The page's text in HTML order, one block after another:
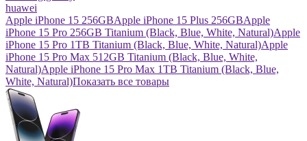
huawei
Apple iPhone 15 256GBApple iPhone 15 Plus 256GBApple
iPhone 15 Pro 256GB Titanium (Black, Blue, White, Natural)Apple
iPhone 15 Pro 1TB Titanium (Black, Blue, White, Natural)Apple
iPhone 15 Pro Max 512GB Titanium (Black, Blue, White,
Natural)Apple iPhone 15 Pro Max 1TB Titanium (Black, Blue,
White, Natural)Показать все товары